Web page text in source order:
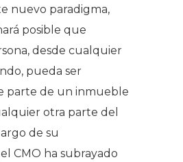
nuevo paradigma,
posible que
desde cualquier
pueda ser
parte de un inmueble
otra parte del
de su
CMO ha subrayado